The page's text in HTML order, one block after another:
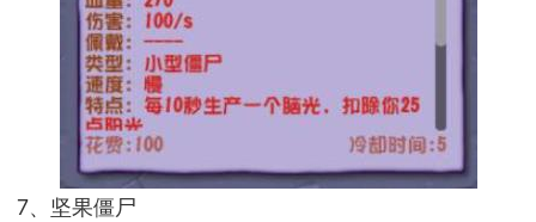
7、坚果僵尸